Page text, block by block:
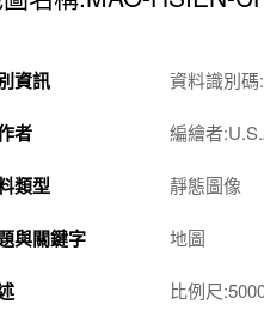
資訊 資料識別碼
者 編繪者
類型 靜態圖像
與關鍵字 地圖
比例尺